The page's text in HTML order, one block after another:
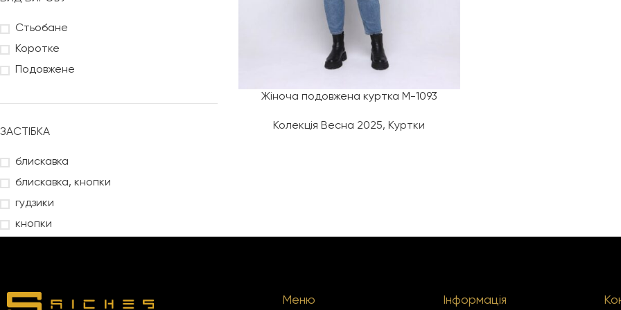
Стьобане
Коротке
Подовжене
ЗАСТІБКА
блискавка
блискавка, кнопки
гудзики
кнопки
Жіноча подовжена куртка М-1093
Колекція Весна 2025, Куртки
Меню Інформація